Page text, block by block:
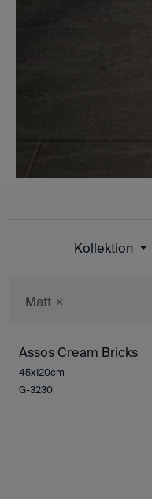
Kollektion
Matt
Assos Cream Bricks
45x120cm
G-3230